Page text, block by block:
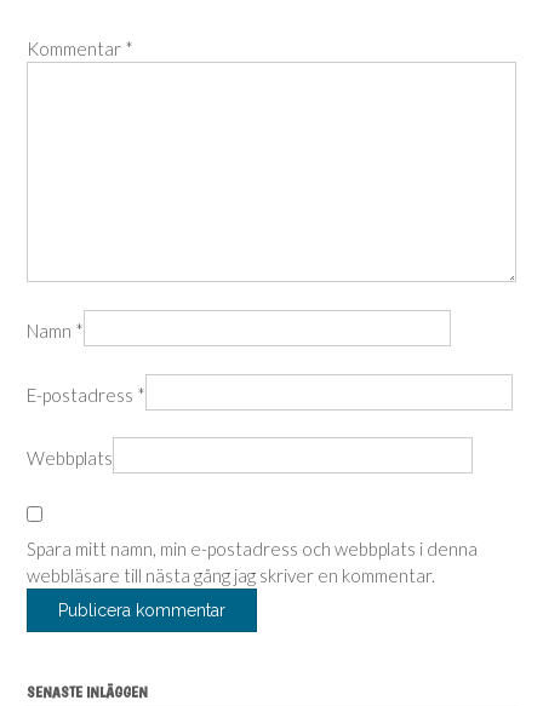
Kommentar *
Namn *
E-postadress *
Webbplats
Spara mitt namn, min e-postadress och webbplats i denna
webbläsare till nästa gång jag skriver en kommentar.
SENASTE INLÄGGEN